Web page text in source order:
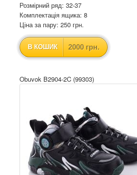
Розмірний ряд: 32-37
Комплектація ящика: 8
Ціна за пару: 250 грн.
В КОШИК 2000 грн.
Obuvok B2904-2C (99303)